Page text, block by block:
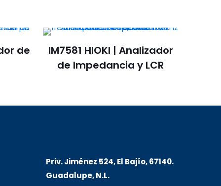
de
IM7581 HIOKI | Analizador
de Impedancia y LCR
Priv. Jiménez 524, El Bajío, 67140.
Guadalupe, N.L.